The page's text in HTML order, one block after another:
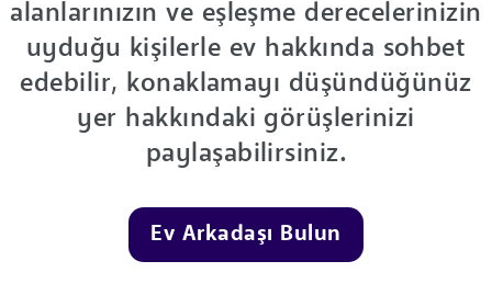
alanlarınızın ve eşleşme derecelerinizin
uyduğu kişilerle ev hakkında sohbet
edebilir, konaklamayı düşündüğünüz
yer hakkındaki görüşlerinizi
paylaşabilirsiniz.
Ev Arkadaşı Bulun